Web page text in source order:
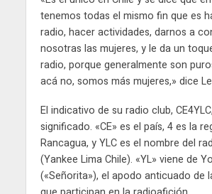
tenemos todas el mismo fin que es
radio, hacer actividades, darnos a
nosotras las mujeres, y le da un
radio, porque generalmente son
acá no, somos más mujeres,» dice
El indicativo de su radio club,
significado. «CE» es el país, 4 es la
Rancagua, y YLC es el nombre del
(Yankee Lima Chile). «YL» viene de
(«Señorita»), el apodo anticuado de